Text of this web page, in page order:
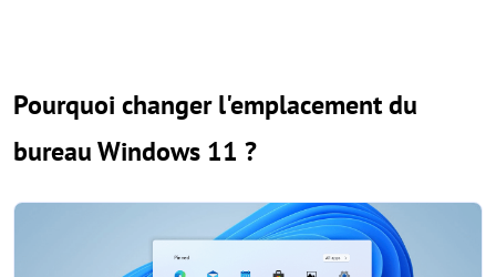
Pourquoi changer l'emplacement du
bureau Windows 11 ?